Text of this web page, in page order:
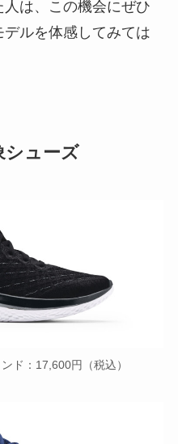
は、この機会にぜひ
ルを体感してみては
シューズ
ド：17,600円（税込）